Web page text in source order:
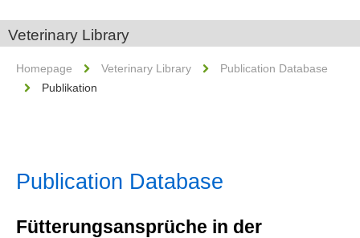
Veterinary Library
Homepage Veterinary Library
Publication Database
Publikation
Publication Database
Fütterungsansprüche in der